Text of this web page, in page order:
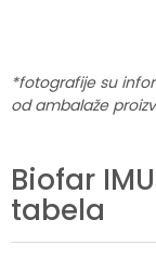
*fotografije su
od ambalaže
Biofar
tabela